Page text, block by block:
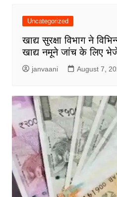
Uncategorized
खाद्य सुरक्षा विभाग ने
खाद्य नमूने जांच के लिए
janvaani August 7,